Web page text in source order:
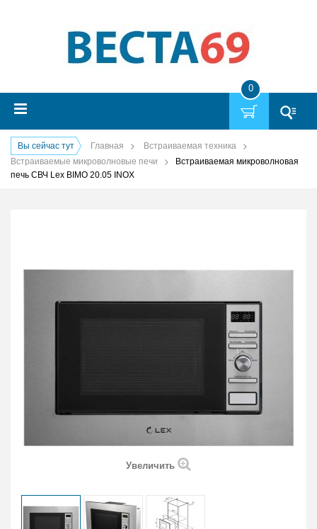
0
Вы сейчас тут Главная
Встраиваемая техника
Встраиваемые микроволновые печи
Встраиваемая микроволновая
печь СВЧ Lex BIMO 20.05 INOX
Увеличить